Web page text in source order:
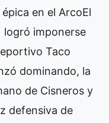
en el Arco ​El
logró imponerse
Taco
dominando, la
de Cisneros y
defensiva de